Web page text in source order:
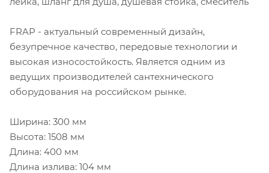
FRAP - актуальный современный дизайн,
безупречное качество, передовые технологии и
высокая износостойкость. Является одним из
ведущих производителей сантехнического
оборудования на российском рынке.
Ширина: 300 мм
Высота: 1508 мм
Длина: 400 мм
Длина излива: 104 мм